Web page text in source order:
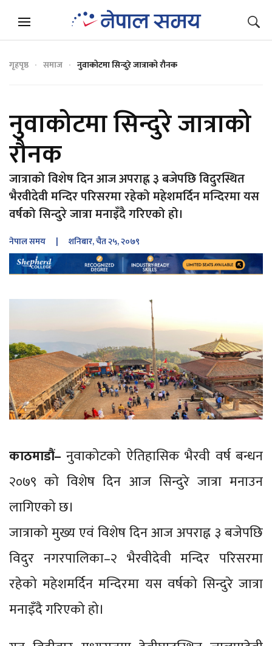
गृहपृष्ठ समाज नुवाकोटमा सिन्दुरे जात्राको रौनक
नुवाकोटमा सिन्दुरे जात्राको
रौनक
जात्राको विशेष दिन आज अपराह्न ३ बजेपछि विदुरस्थित
भैरवीदेवी मन्दिर परिसरमा रहेको महेशमर्दिन मन्दिरमा यस
वर्षको सिन्दुरे जात्रा मनाइँदै गरिएको हो।
नेपाल समय | शनिबार, चैत २५, २०७९
काठमाडौं–नुवाकोटको ऐतिहासिक भैरवी वर्ष बन्धन
२०७९ को विशेष दिन आज सिन्दुरे जात्रा मनाउन
लागिएको छ।
जात्राको मुख्य एवं विशेष दिन आज अपराह्न ३ बजेपछि
विदुर नगरपालिका–२ भैरवीदेवी मन्दिर परिसरमा
रहेको महेशमर्दिन मन्दिरमा यस वर्षको सिन्दुरे जात्रा
मनाइँदै गरिएको हो।